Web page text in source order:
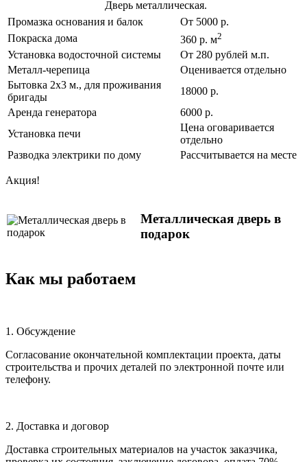
Дверь металлическая.
Промазка основания и балок
От 5000 р.
Покраска дома
360 р. м2
Установка водосточной системы
От 280 рублей м.п.
Металл-черепица
Оценивается отдельно
Бытовка 2х3 м., для проживания
бригады
18000 р.
Аренда генератора
6000 р.
Установка печи
Цена оговаривается
отдельно
Разводка электрики по дому
Рассчитывается на месте
Акция!
Металлическая дверь в
подарок
Как мы работаем
1. Обсуждение
Согласование окончательной комплектации проекта, даты
строительства и прочих деталей по электронной почте или
телефону.
2. Доставка и договор
Доставка строительных материалов на участок заказчика,